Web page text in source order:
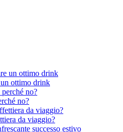
ottimo drink
no?
da viaggio?